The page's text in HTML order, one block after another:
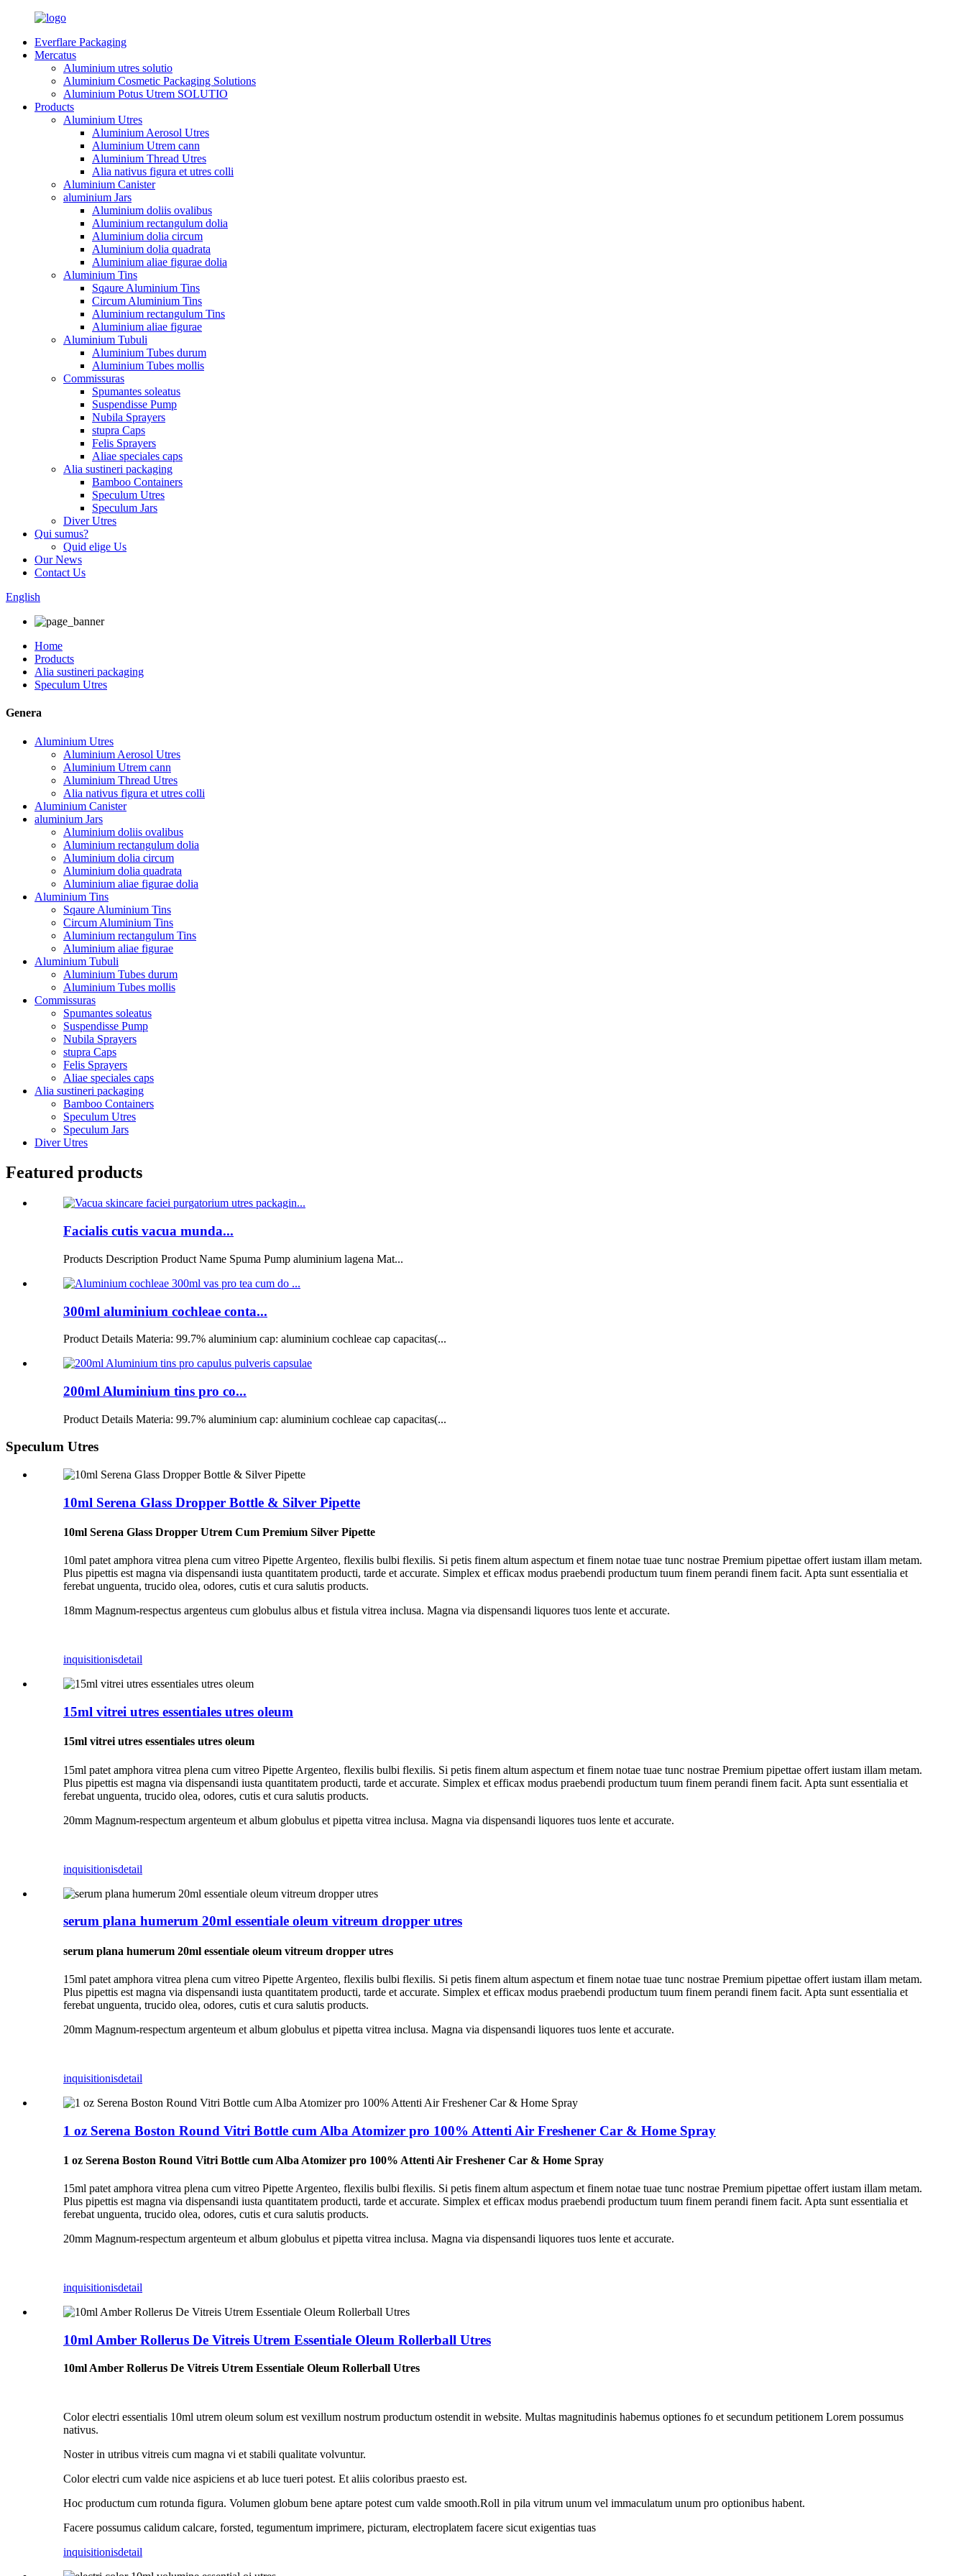
Everflare Packaging
Mercatus
Aluminium utres solutio
Aluminium Cosmetic Packaging Solutions
Aluminium Potus Utrem SOLUTIO
Products
Aluminium Utres
Aluminium Aerosol Utres
Aluminium Utrem cann
Aluminium Thread Utres
Alia nativus figura et utres colli
Aluminium Canister
aluminium Jars
Aluminium doliis ovalibus
Aluminium rectangulum dolia
Aluminium dolia circum
Aluminium dolia quadrata
Aluminium aliae figurae dolia
Aluminium Tins
Sqaure Aluminium Tins
Circum Aluminium Tins
Aluminium rectangulum Tins
Aluminium aliae figurae
Aluminium Tubuli
Aluminium Tubes durum
Aluminium Tubes mollis
Commissuras
Spumantes soleatus
Suspendisse Pump
Nubila Sprayers
stupra Caps
Felis Sprayers
Aliae speciales caps
Alia sustineri packaging
Bamboo Containers
Speculum Utres
Speculum Jars
Diver Utres
Qui sumus?
Quid elige Us
Our News
Contact Us
English
Home
Products
Alia sustineri packaging
Speculum Utres
Genera
Aluminium Utres
Aluminium Aerosol Utres
Aluminium Utrem cann
Aluminium Thread Utres
Alia nativus figura et utres colli
Aluminium Canister
aluminium Jars
Aluminium doliis ovalibus
Aluminium rectangulum dolia
Aluminium dolia circum
Aluminium dolia quadrata
Aluminium aliae figurae dolia
Aluminium Tins
Sqaure Aluminium Tins
Circum Aluminium Tins
Aluminium rectangulum Tins
Aluminium aliae figurae
Aluminium Tubuli
Aluminium Tubes durum
Aluminium Tubes mollis
Commissuras
Spumantes soleatus
Suspendisse Pump
Nubila Sprayers
stupra Caps
Felis Sprayers
Aliae speciales caps
Alia sustineri packaging
Bamboo Containers
Speculum Utres
Speculum Jars
Diver Utres
Featured products
Facialis cutis vacua munda...
Products Description Product Name Spuma Pump aluminium lagena Mat...
300ml aluminium cochleae conta...
Product Details Materia: 99.7% aluminium cap: aluminium cochleae cap capacitas(...
200ml Aluminium tins pro co...
Product Details Materia: 99.7% aluminium cap: aluminium cochleae cap capacitas(...
Speculum Utres
10ml Serena Glass Dropper Bottle & Silver Pipette
10ml Serena Glass Dropper Utrem Cum Premium Silver Pipette
10ml patet amphora vitrea plena cum vitreo Pipette Argenteo, flexilis bulbi flexilis. Si petis finem altum aspectum et finem notae tuae tunc nostrae Premium pipettae offert iustam illam metam.
Plus pipettis est magna via dispensandi iusta quantitatem producti, tarde et accurate. Simplex et efficax modus praebendi productum tuum finem perandi finem facit. Apta sunt essentialia et
ferebat unguenta, trucido olea, odores, cutis et cura salutis products.
18mm Magnum-respectus argenteus cum globulus albus et fistula vitrea inclusa. Magna via dispensandi liquores tuos lente et accurate.
inquisitionisdetail
15ml vitrei utres essentiales utres oleum
15ml vitrei utres essentiales utres oleum
15ml patet amphora vitrea plena cum vitreo Pipette Argenteo, flexilis bulbi flexilis. Si petis finem altum aspectum et finem notae tuae tunc nostrae Premium pipettae offert iustam illam metam.
Plus pipettis est magna via dispensandi iusta quantitatem producti, tarde et accurate. Simplex et efficax modus praebendi productum tuum finem perandi finem facit. Apta sunt essentialia et
ferebat unguenta, trucido olea, odores, cutis et cura salutis products.
20mm Magnum-respectum argenteum et album globulus et pipetta vitrea inclusa. Magna via dispensandi liquores tuos lente et accurate.
inquisitionisdetail
serum plana humerum 20ml essentiale oleum vitreum dropper utres
serum plana humerum 20ml essentiale oleum vitreum dropper utres
15ml patet amphora vitrea plena cum vitreo Pipette Argenteo, flexilis bulbi flexilis. Si petis finem altum aspectum et finem notae tuae tunc nostrae Premium pipettae offert iustam illam metam.
Plus pipettis est magna via dispensandi iusta quantitatem producti, tarde et accurate. Simplex et efficax modus praebendi productum tuum finem perandi finem facit. Apta sunt essentialia et
ferebat unguenta, trucido olea, odores, cutis et cura salutis products.
20mm Magnum-respectum argenteum et album globulus et pipetta vitrea inclusa. Magna via dispensandi liquores tuos lente et accurate.
inquisitionisdetail
1 oz Serena Boston Round Vitri Bottle cum Alba Atomizer pro 100% Attenti Air Freshener Car & Home Spray
1 oz Serena Boston Round Vitri Bottle cum Alba Atomizer pro 100% Attenti Air Freshener Car & Home Spray
15ml patet amphora vitrea plena cum vitreo Pipette Argenteo, flexilis bulbi flexilis. Si petis finem altum aspectum et finem notae tuae tunc nostrae Premium pipettae offert iustam illam metam.
Plus pipettis est magna via dispensandi iusta quantitatem producti, tarde et accurate. Simplex et efficax modus praebendi productum tuum finem perandi finem facit. Apta sunt essentialia et
ferebat unguenta, trucido olea, odores, cutis et cura salutis products.
20mm Magnum-respectum argenteum et album globulus et pipetta vitrea inclusa. Magna via dispensandi liquores tuos lente et accurate.
inquisitionisdetail
10ml Amber Rollerus De Vitreis Utrem Essentiale Oleum Rollerball Utres
10ml Amber Rollerus De Vitreis Utrem Essentiale Oleum Rollerball Utres
Color electri essentialis 10ml utrem oleum solum est vexillum nostrum productum ostendit in website. Multas magnitudinis habemus optiones fo et secundum petitionem Lorem possumus
nativus.
Noster in utribus vitreis cum magna vi et stabili qualitate volvuntur.
Color electri cum valde nice aspiciens et ab luce tueri potest. Et aliis coloribus praesto est.
Hoc productum cum rotunda figura. Volumen globum bene aptare potest cum valde smooth.Roll in pila vitrum unum vel immaculatum unum pro optionibus habent.
Facere possumus calidum calcare, forsted, tegumentum imprimere, picturam, electroplatem facere sicut exigentias tuas
inquisitionisdetail